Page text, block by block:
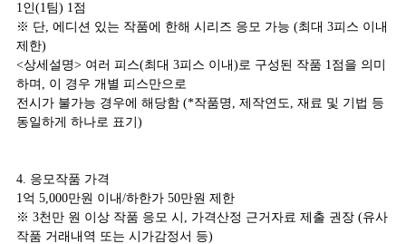
1인(1팀) 1점
※ 단, 에디션 있는 작품에 한해 시리즈 응모 가능 (최대 3피스 이내
제한)
<상세설명> 여러 피스(최대 3피스 이내)로 구성된 작품 1점을 의미
하며, 이 경우 개별 피스만으로
전시가 불가능 경우에 해당함 (*작품명, 제작연도, 재료 및 기법 등
동일하게 하나로 표기)
4. 응모작품 가격
1억 5,000만원 이내/하한가 50만원 제한
※ 3천만 원 이상 작품 응모 시, 가격산정 근거자료 제출 권장 (유사
작품 거래내역 또는 시가감정서 등)